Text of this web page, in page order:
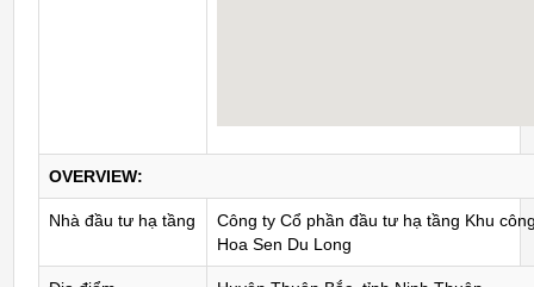
OVERVIEW:
Nhà đầu tư hạ tầng
Công ty Cổ phần đầu tư hạ tầng Khu
Hoa Sen Du Long